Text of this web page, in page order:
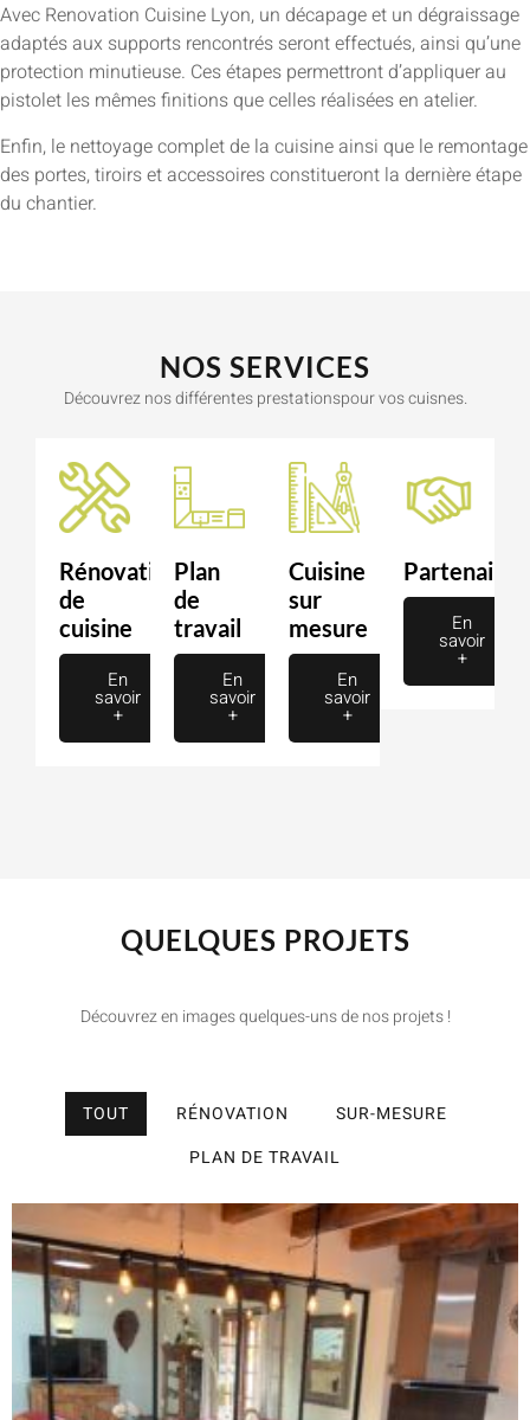
Avec Renovation Cuisine Lyon, un décapage et un dégraissage
adaptés aux supports rencontrés seront effectués, ainsi qu’une
protection minutieuse. Ces étapes permettront d’appliquer au
pistolet les mêmes finitions que celles réalisées en atelier.
Enfin, le nettoyage complet de la cuisine ainsi que le remontage
des portes, tiroirs et accessoires constitueront la dernière étape
du chantier.
NOS SERVICES
Découvrez nos différentes prestationspour vos cuisnes.
Rénovation
de
cuisine
En
savoir
+
Plan
de
travail
En
savoir
+
Cuisine
sur
mesure
En
savoir
+
Partenaire
En
savoir
+
QUELQUES PROJETS
Découvrez en images quelques-uns de nos projets !
TOUT RÉNOVATION
SUR-MESURE
PLAN DE TRAVAIL